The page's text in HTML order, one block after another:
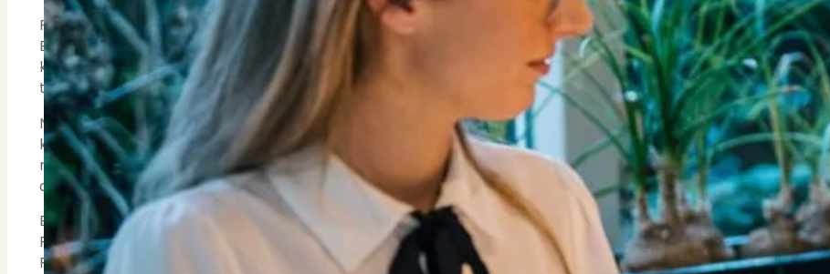
ContactBekijk Vestigingen
PUUR* Makelaars is de grootste marktspeler met lokaal gericht opererende kantoren in Haarlem, Heemstede,
Bloemendaal en Amsterdam waarbij de persoonlijke benadering van opdrachtgevers centraal staat. Alle
kantoren hebben toegang tot de kopers databank van PUUR* waardoor de kans op verkoop met ruim 37 %
toeneemt.
Nieuwe technologie wordt gecombineerd met de “oude”makelaarskennis van het team van Cisca en John. Elk
kantoor heeft zijn eigen expertise in de lokale markt maar werkt nauw met elkaar samen. Samenwerken heeft
namelijk de toekomst en zoals het vroeger al was; kennis geeft inzicht. Groter denken in combinatie met het
ambacht van vroeger, aldus Cisca Jansen.
Een extra positieve bijkomstigheid is dat er ook een hereniging plaatsvindt met een aantal oudgedienden…
Frederik van Till, Michel Clous, Rutger Spiering en Ralf van Schagen, zij werken allemaal mee aan het succes van
PUUR* Makelaars.